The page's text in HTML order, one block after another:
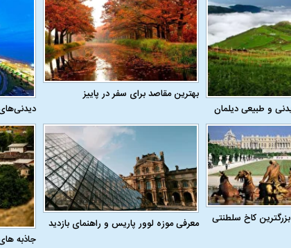
و طبیعی دیلمان
بهترین مقاصد برای سفر در پاییز
کاخ سلطنتی
معرفی موزه لوور پاریس و راهنمای بازدید
جاذبه
ناشناس که
مرگ دلخراش دختر ۱۸ ساله بر اثر برق
گرفتگی
کشته شدند
منتفی شد؛
ابهام بزرگ درباره قرارداد یاسر آسانی؛
اولین چالش حقوقی استقلال
پرسپولیس
پیش از